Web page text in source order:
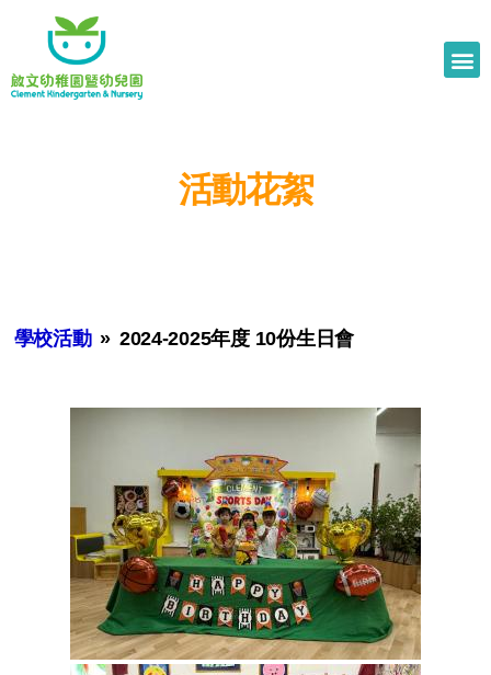
活動花絮
學校活動 » 2024-2025年度 10份生日會